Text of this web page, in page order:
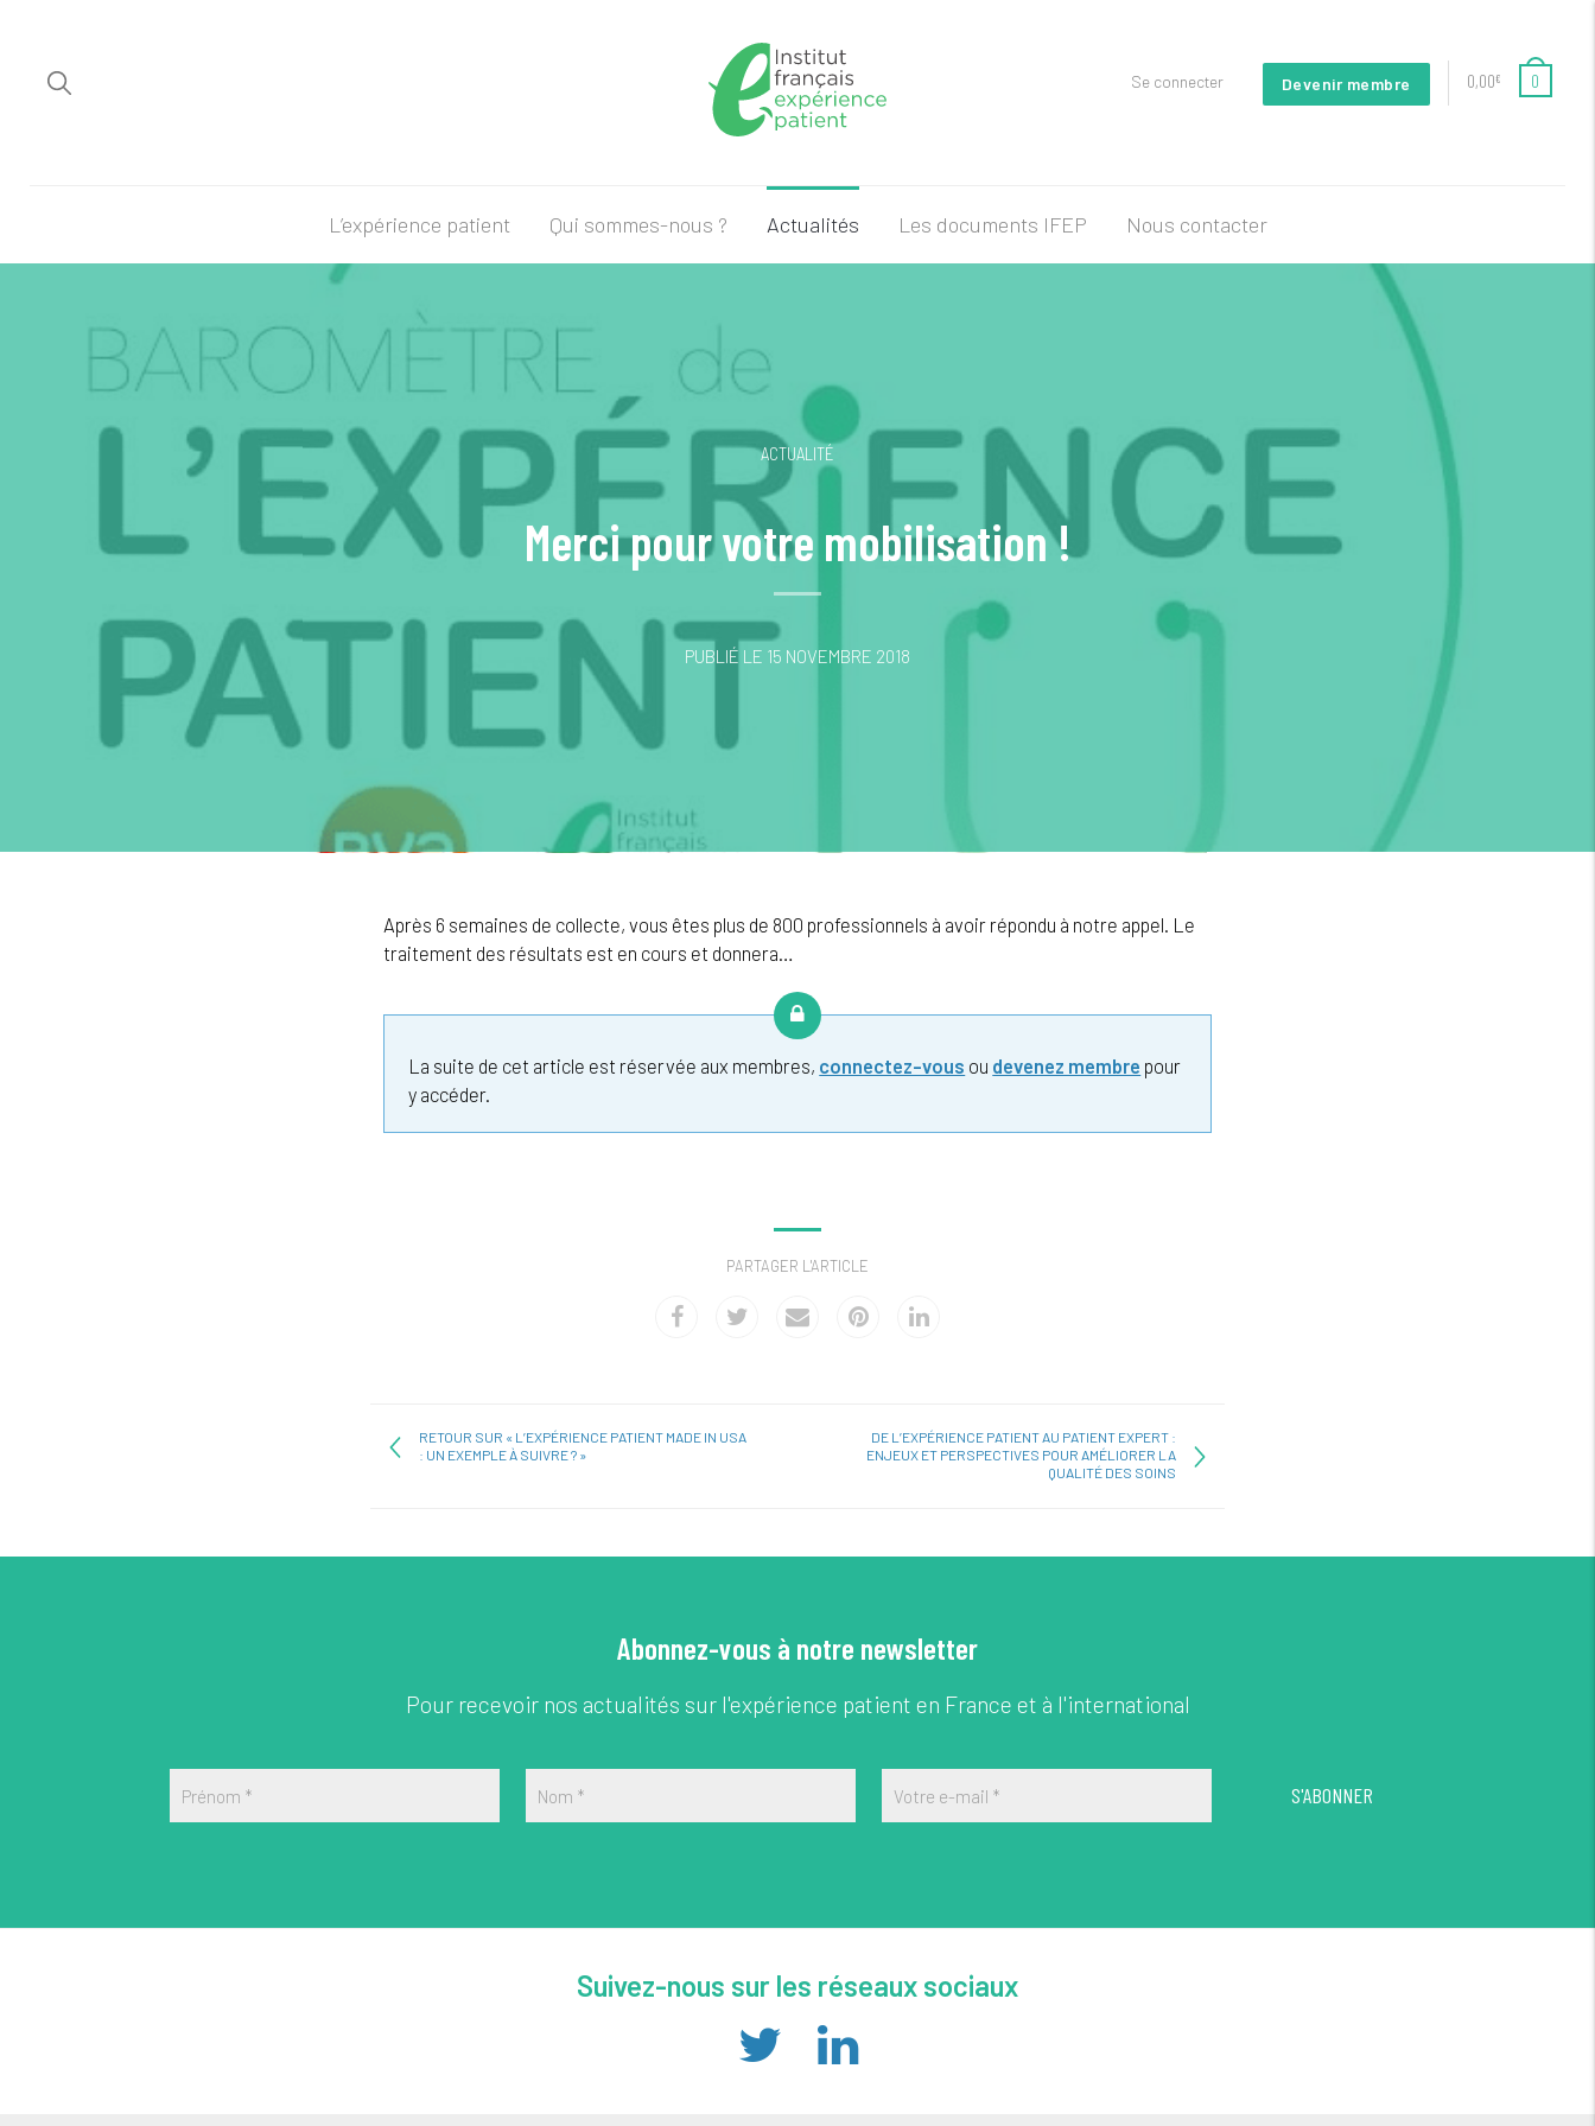
0,00€ 0
Se connecter Devenir membre
L’expérience patient Qui sommes-nous ? Actualités Les documents IFEP Nous contacter
ACTUALITÉ
Merci pour votre mobilisation !
PUBLIÉ LE 15 NOVEMBRE 2018
Après 6 semaines de collecte, vous êtes plus de 800 professionnels à avoir répondu à notre appel. Le
traitement des résultats est en cours et donnera…
La suite de cet article est réservée aux membres, connectez-vous ou devenez membre pour
y accéder.
PARTAGER L'ARTICLE
RETOUR SUR « L’EXPÉRIENCE PATIENT MADE IN USA
: UN EXEMPLE À SUIVRE ? »
DE L’EXPÉRIENCE PATIENT AU PATIENT EXPERT :
ENJEUX ET PERSPECTIVES POUR AMÉLIORER LA
QUALITÉ DES SOINS
Abonnez-vous à notre newsletter
Pour recevoir nos actualités sur l'expérience patient en France et à l'international
Prénom * Nom * Votre e-mail * S'ABONNER
Suivez-nous sur les réseaux sociaux